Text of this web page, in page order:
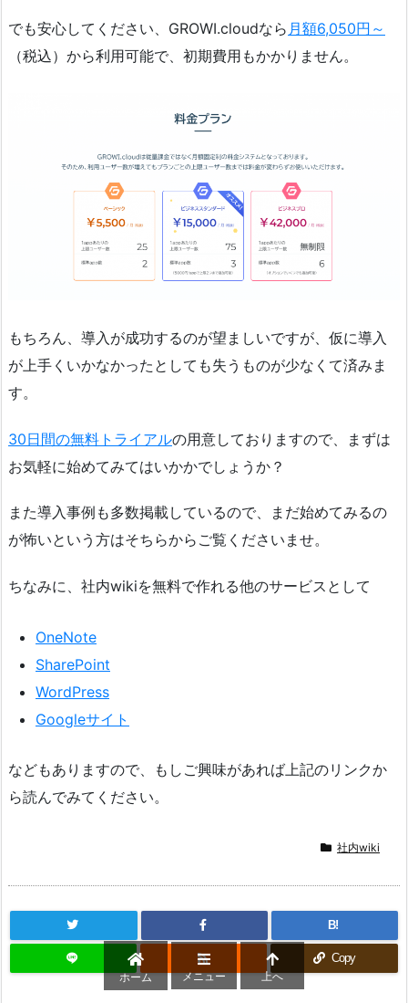
でも安心してください、GROWI.cloudなら 月額6,050円～
（税込）から利用可能で、初期費用もかかりません。
もちろん、導入が成功するのが望ましいですが、仮に導入
が上手くいかなかったとしても失うものが少なくて済みま
す。
30日間の無料トライアルの用意しておりますので、まずは
お気軽に始めてみてはいかかでしょうか？
また導入事例も多数掲載しているので、まだ始めてみるの
が怖いという方はそちらからご覧くださいませ。
ちなみに、社内wikiを無料で作れる他のサービスとして
OneNote
SharePoint
WordPress
Googleサイト
などもありますので、もしご興味があれば上記のリンクか
ら読んでみてください。
社内wiki
B!
Copy
ホーム
メニュー 上へ